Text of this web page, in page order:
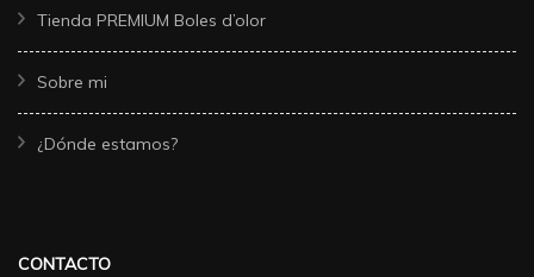
Tienda PREMIUM Boles d’olor
Sobre mi
¿Dónde estamos?
CONTACTO